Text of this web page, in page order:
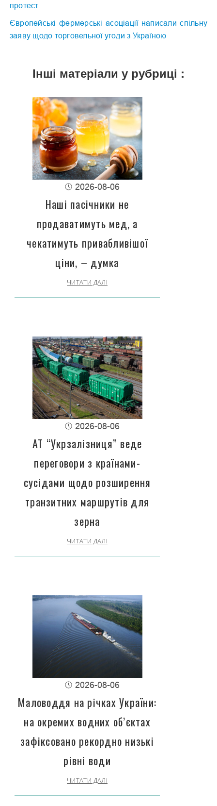
протест
Європейські фермерські асоціації написали спільну
заяву щодо торговельної угоди з Україною
Інші матеріали у рубриці :
2026-08-06
Наші пасічники не
продаватимуть мед, а
чекатимуть привабливішої
ціни, – думка
ЧИТАТИ ДАЛІ
2026-08-06
АТ “Укрзалізниця” веде
переговори з країнами-
сусідами щодо розширення
транзитних маршрутів для
зерна
ЧИТАТИ ДАЛІ
2026-08-06
Маловоддя на річках України:
на окремих водних об’єктах
зафіксовано рекордно низькі
рівні води
ЧИТАТИ ДАЛІ